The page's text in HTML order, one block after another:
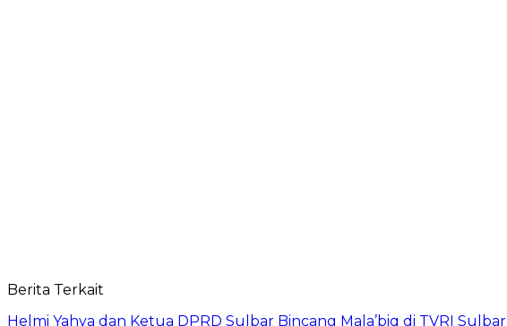
Berita Terkait
Helmi Yahya dan Ketua DPRD Sulbar Bincang Mala’biq di TVRI Sulbar